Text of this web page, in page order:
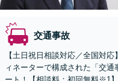
交通事故
【土日祝日相談対応／全国対
ィネーターで構成された「交
ート！【相談料：初回無料※1